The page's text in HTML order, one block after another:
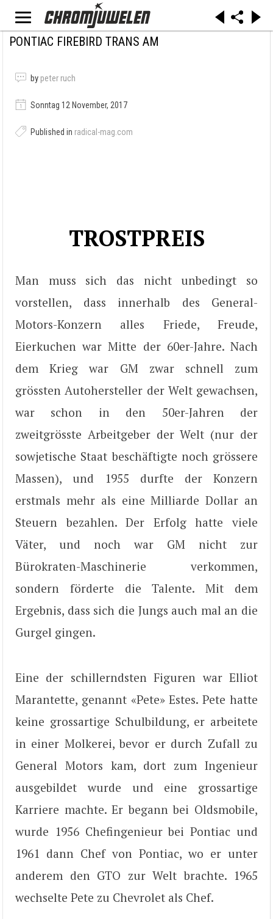
PONTIAC FIREBIRD TRANS AM
by peter ruch
Sonntag 12 November, 2017
Published in radical-mag.com
TROSTPREIS
Man muss sich das nicht unbedingt so
vorstellen, dass innerhalb des General-
Motors-Konzern alles Friede, Freude,
Eierkuchen war Mitte der 60er-Jahre. Nach
dem Krieg war GM zwar schnell zum
grössten Autohersteller der Welt gewachsen,
war schon in den 50er-Jahren der
zweitgrösste Arbeitgeber der Welt (nur der
sowjetische Staat beschäftigte noch grössere
Massen), und 1955 durfte der Konzern
erstmals mehr als eine Milliarde Dollar an
Steuern bezahlen. Der Erfolg hatte viele
Väter, und noch war GM nicht zur
Bürokraten-Maschinerie verkommen,
sondern förderte die Talente. Mit dem
Ergebnis, dass sich die Jungs auch mal an die
Gurgel gingen.
Eine der schillerndsten Figuren war Elliot
Marantette, genannt «Pete» Estes. Pete hatte
keine grossartige Schulbildung, er arbeitete
in einer Molkerei, bevor er durch Zufall zu
General Motors kam, dort zum Ingenieur
ausgebildet wurde und eine grossartige
Karriere machte. Er begann bei Oldsmobile,
wurde 1956 Chefingenieur bei Pontiac und
1961 dann Chef von Pontiac, wo er unter
anderem den GTO zur Welt brachte. 1965
wechselte Pete zu Chevrolet als Chef.